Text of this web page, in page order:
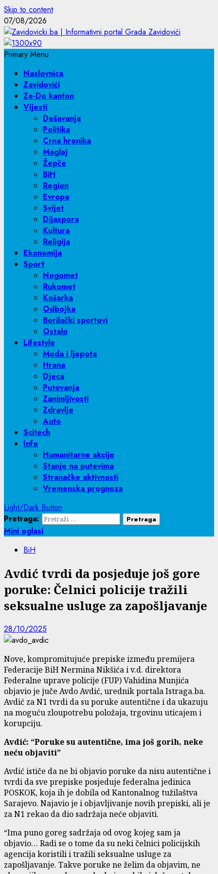
Skip to content
07/08/2026
Primary Menu
Naslovnica
Zavidovići
Ze-Do kanton
Vijesti
Dešavanja
Politika
Crna hronika
Maglaj
Žepče
BiH
Region
Evropa
Svijet
Dijaspora
Kultura
Religija
Ekonomija
Sport
Nogomet
Rukomet
Košarka
Odbojka
Borilački sportovi
Ostalo
Lifestyle
Moda i ljepota
Hrana
Djeca
Putovanja
Zanimljivosti
Zdravlje
Auto
Scitech
Info
Humanitarne akcije
Stanje na putevima
Stranačke aktivnosti
Vremenska prognoza
Light/Dark Button
Pretraga:
Mini oglasi
BiH
Avdić tvrdi da posjeduje još gore
poruke: Čelnici policije tražili
seksualne usluge za zapošljavanje
28/10/2025
Nove, kompromitujuće prepiske između premijera
Federacije BiH Nermina Nikšića i v.d. direktora
Federalne uprave policije (FUP) Vahidina Munjića
objavio je juče Avdo Avdić, urednik portala Istraga.ba.
Avdić za N1 tvrdi da su poruke autentične i da ukazuju
na moguću zloupotrebu položaja, trgovinu uticajem i
korupciju.
Avdić: “Poruke su autentične, ima još gorih, neke
neću objaviti”
Avdić ističe da ne bi objavio poruke da nisu autentične i
tvrdi da sve prepiske posjeduje federalna jedinica
POSKOK, koja ih je dobila od Kantonalnog tužilaštva
Sarajevo. Najavio je i objavljivanje novih prepiski, ali je
za N1 rekao da dio sadržaja neće objaviti.
“Ima puno goreg sadržaja od ovog kojeg sam ja
objavio… Radi se o tome da su neki čelnici policijskih
agencija koristili i tražili seksualne usluge za
zapošljavanje. Takve poruke ne želim da objavim, ne